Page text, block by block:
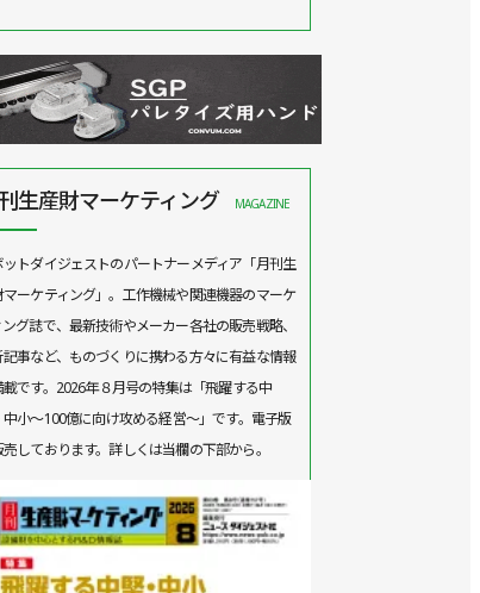
生産財マーケティング MAGAZINE
ットダイジェストのパートナーメディア「月刊生
マーケティング」。工作機械や関連機器のマーケ
ング誌で、最新技術やメーカー各社の販売戦略、
記事など、ものづくりに携わる方々に有益な情報
載です。2026年８月号の特集は「飛躍する中
中小～100億に向け攻める経営～」です。電子版
売しております。詳しくは当欄の下部から。